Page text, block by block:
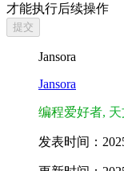
才能执行后续操作
提交
Jansora
Jansora
编程爱好者,
发表时间：